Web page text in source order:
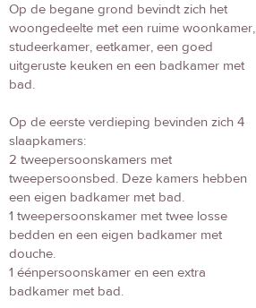
Op de begane grond bevindt zich het
woongedeelte met een ruime woonkamer,
studeerkamer, eetkamer, een goed
uitgeruste keuken en een badkamer met
bad.
Op de eerste verdieping bevinden zich 4
slaapkamers:
2 tweepersoonskamers met
tweepersoonsbed. Deze kamers hebben
een eigen badkamer met bad.
1 tweepersoonskamer met twee losse
bedden en een eigen badkamer met
douche.
1 éénpersoonskamer en een extra
badkamer met bad.